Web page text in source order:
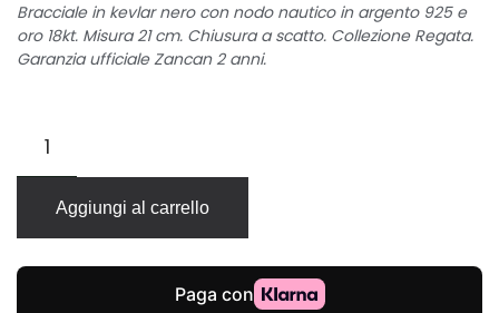
Bracciale in kevlar nero con nodo nautico in argento 925 e
oro 18kt. Misura 21 cm. Chiusura a scatto. Collezione Regata.
Garanzia ufficiale Zancan 2 anni.
Zancan
Regata
kevlar
nero
con
Aggiungi al carrello